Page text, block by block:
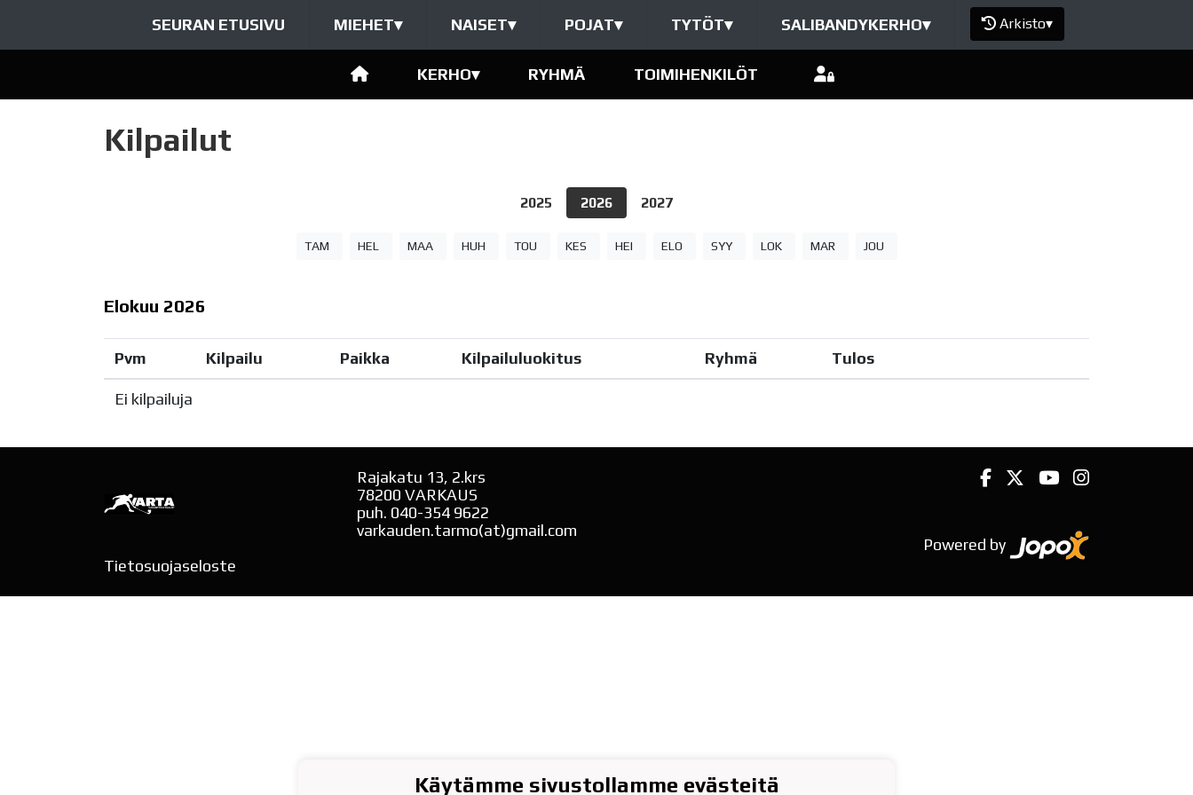
SEURAN ETUSIVU MIEHET▾ NAISET▾ POJAT▾ TYTÖT▾ SALIBANDYKERHO▾ Arkisto▾
KERHO▾ RYHMÄ TOIMIHENKILÖT
Kilpailut
2025 2026 2027
TAM HEL MAA HUH TOU KES HEI ELO SYY LOK MAR JOU
Elokuu 2026
Pvm Kilpailu Paikka Kilpailuluokitus Ryhmä Tulos
Ei kilpailuja
Tietosuojaseloste
Rajakatu 13, 2.krs
78200 VARKAUS
puh. 040-354 9622
varkauden.tarmo(at)gmail.com
Powered by
Käytämme sivustollamme evästeitä